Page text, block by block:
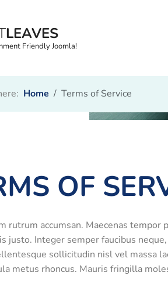
LEAVES
Friendly Joomla!
Home Terms of Service
OF
rutrum accumsan. Maecenas
justo. Integer semper faucibus
sollicitudin nisl vel massa
metus rhoncus. Mauris fringilla